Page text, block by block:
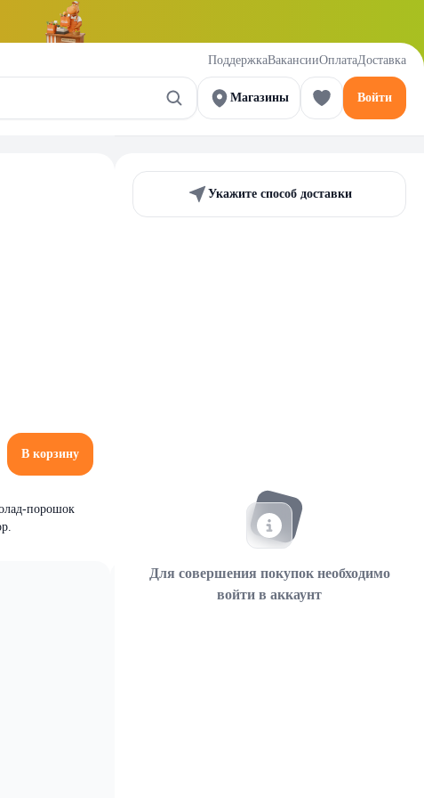
ПоддержкаВакансииОплатаДоставка
Магазины Войти
В корзину
порошок
Укажите способ доставки
Для совершения покупок необходимо
войти в аккаунт